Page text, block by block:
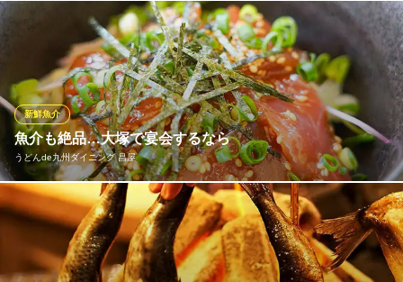
カツオの本場、高知県土佐清水漁港より鮮度抜群のカツオを直送
してもらっています。 もちもち食感のカツオは生でないと味わえ
ない美味しさです！ カツオの他にも勘八やイサキ等の新鮮な鮮魚
も取り寄せております。
高知 アテと酒 ほたえる
高知の郷土料理と日本酒
都電荒川線大塚駅前駅 徒歩1分
東京都豊島区南大塚2-46-3 大塚グリーンビルB1
魚介も絶品…大塚で宴会するなら
うどんde九州ダイニング 昌屋
新鮮魚介
うどんだけではなく、様々なお料理をご用意しております。
うどんde九州ダイニング 昌屋
うどん中心の居酒屋